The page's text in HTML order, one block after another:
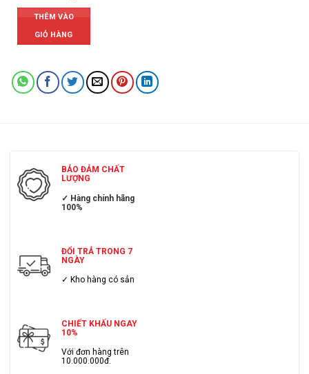
THÊM VÀO
GIỎ HÀNG
BẢO ĐẢM CHẤT
LƯỢNG
✓ Hàng chính hãng
100%
ĐỔI TRẢ TRONG 7
NGÀY
✓ Kho hàng có sẳn
CHIẾT KHẤU NGAY
10%
Với đơn hàng trên
10.000.000đ.